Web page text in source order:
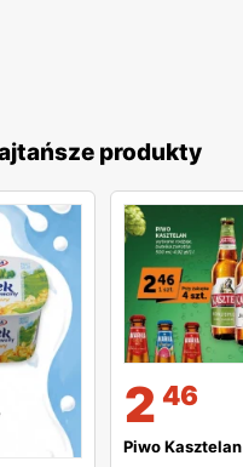
produkty
2 46
Piwo Kasztelan